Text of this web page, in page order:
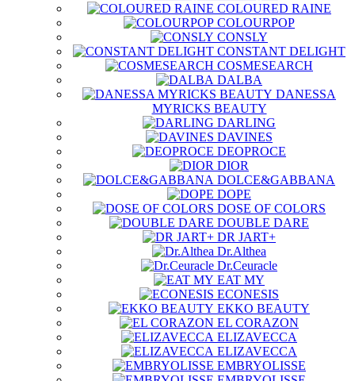
COLOURED RAINE
COLOURPOP
CONSLY
CONSTANT DELIGHT
COSMESEARCH
DALBA
DANESSA
MYRICKS BEAUTY
DARLING
DAVINES
DEOPROCE
DIOR
DOLCE&GABBANA
DOPE
DOSE OF COLORS
DOUBLE DARE
DR JART+
Dr.Althea
Dr.Ceuracle
EAT MY
ECONESIS
EKKO BEAUTY
EL CORAZON
ELIZAVECCA
ELIZAVECCA
EMBRYOLISSE